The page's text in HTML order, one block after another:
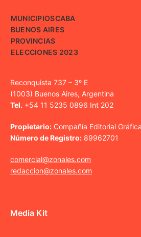
MUNICIPIOSCABA
BUENOS AIRES
PROVINCIAS
ELECCIONES 2023
Reconquista 737 – 3º E
(1003) Buenos Aires, Argentina
Tel. +54 11 5235 0896 Int 202
Propietario: Compañía Editorial
Número de Registro: 89962701
comercial@zonales.com
redaccion@zonales.com
Media Kit